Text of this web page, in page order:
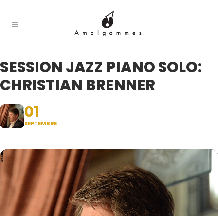
SESSION JAZZ PIANO SOLO:
CHRISTIAN BRENNER
01
SEPTEMBRE